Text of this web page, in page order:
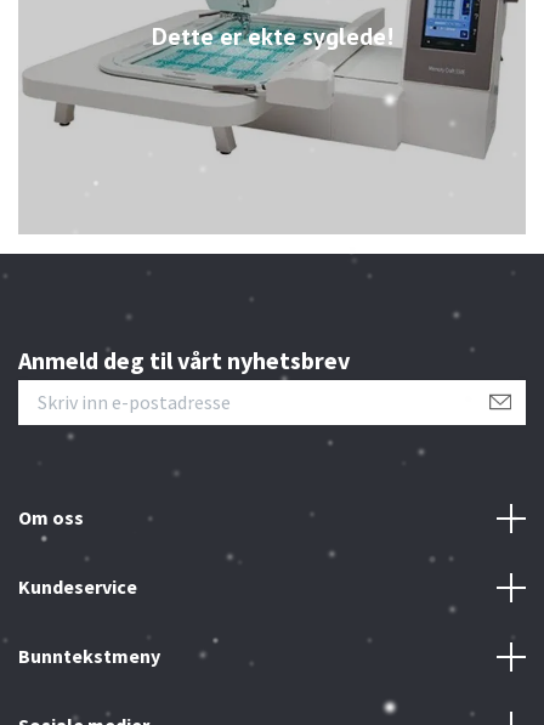
Dette er ekte syglede!
Anmeld deg til vårt nyhetsbrev
Om oss
Kundeservice
Bunntekstmeny